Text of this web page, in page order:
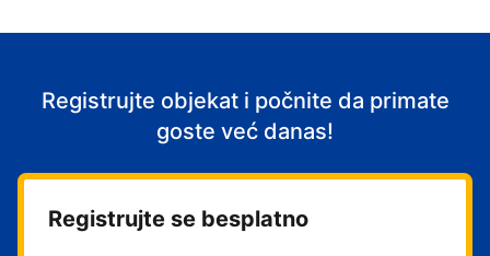
Registrujte objekat i počnite da primate
goste već danas!
Registrujte se besplatno